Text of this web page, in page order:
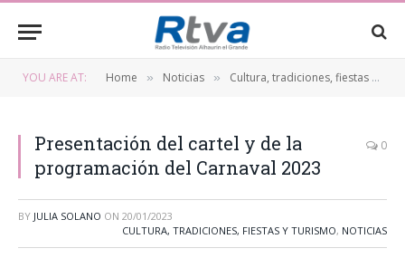
YOU ARE AT: Home » Noticias » Cultura, tradiciones, fiestas y turismo
Presentación del cartel y de la
programación del Carnaval 2023
0
BY JULIA SOLANO ON 20/01/2023
CULTURA, TRADICIONES, FIESTAS Y TURISMO, NOTICIAS